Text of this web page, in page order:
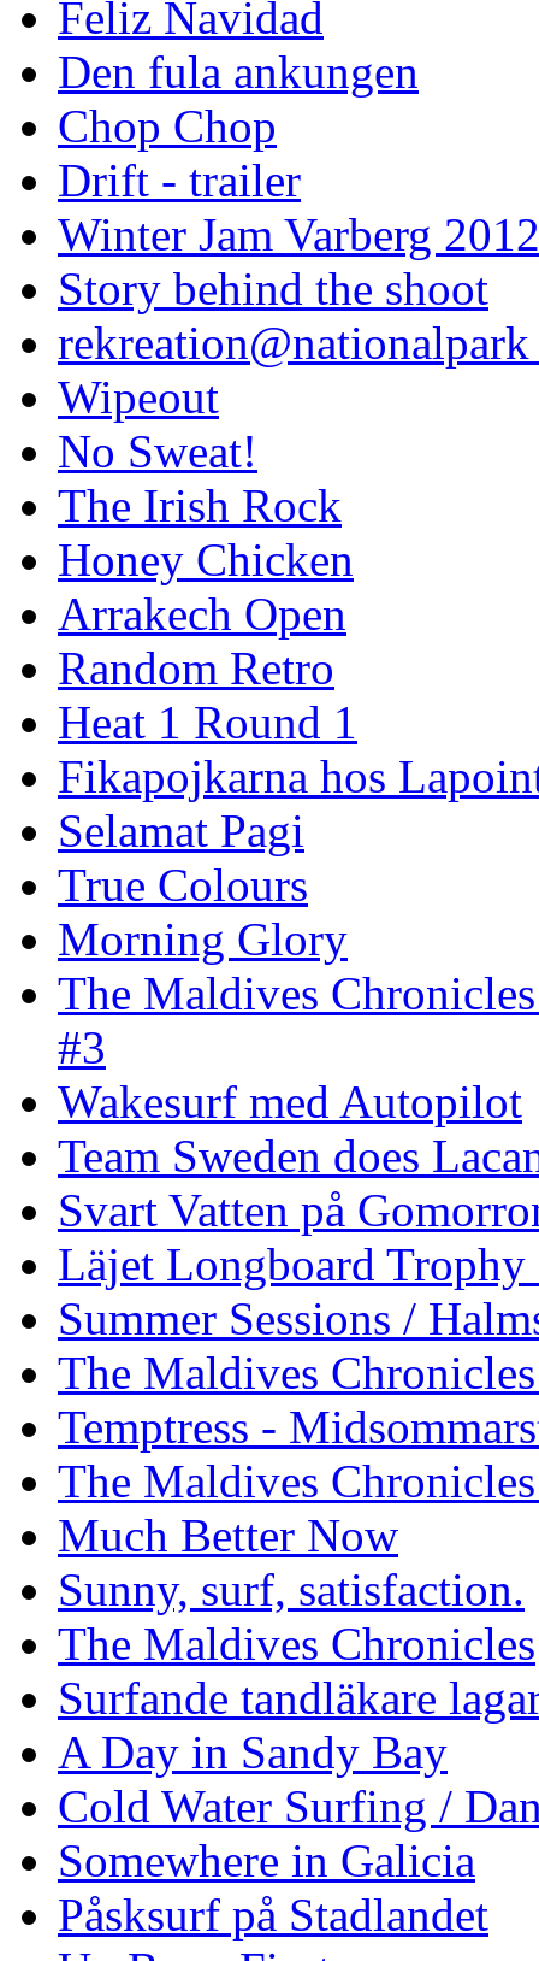
Feliz Navidad
Den fula ankungen
Chop Chop
Drift - trailer
Winter Jam Varberg 2012
Story behind the shoot
rekreation@nationalpark
Wipeout
No Sweat!
The Irish Rock
Honey Chicken
Arrakech Open
Random Retro
Heat 1 Round 1
Fikapojkarna hos
Selamat Pagi
True Colours
Morning Glory
The Maldives
#3
Wakesurf med Autopilot
Team Sweden does
Svart Vatten på
Läjet Longboard
Summer Sessions /
The Maldives
Temptress -
The Maldives
Much Better Now
Sunny, surf, satisfaction.
The Maldives Chronicles
Surfande tandläkare
A Day in Sandy Bay
Cold Water Surfing /
Somewhere in Galicia
Påsksurf på Stadlandet